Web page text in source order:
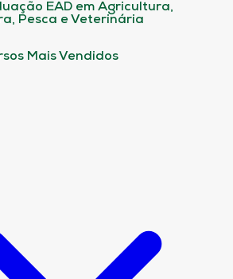
EAD em Agricultura,
Pesca e Veterinária
Mais Vendidos